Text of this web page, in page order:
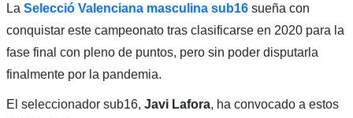
La Selecció Valenciana masculina sub16sueña con
conquistar este campeonato tras clasificarse en 2020 para la
fase final con pleno de puntos, pero sin poder disputarla
finalmente por la pandemia.
El seleccionador sub16, Javi Lafora, ha convocado a estos